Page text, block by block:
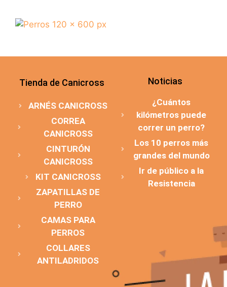
Tienda de Canicross
ARNÉS CANICROSS
CORREA
CANICROSS
CINTURÓN
CANICROSS
KIT CANICROSS
ZAPATILLAS DE
PERRO
CAMAS PARA
PERROS
COLLARES
ANTILADRIDOS
Noticias
¿Cuántos
kilómetros puede
correr un perro?
Los 10 perros más
grandes del mundo
Ir de público a la
Resistencia